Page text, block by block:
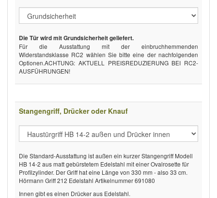
Die Tür wird mit Grundsicherheit geliefert.
Für die Ausstattung mit der einbruchhemmenden
Widerstandsklasse RC2 wählen Sie bitte eine der nachfolgenden
Optionen.ACHTUNG: AKTUELL PREISREDUZIERUNG BEI RC2-
AUSFÜHRUNGEN!
Stangengriff, Drücker oder Knauf
Die Standard-Ausstattung ist außen ein kurzer Stangengriff Modell
HB 14-2 aus matt gebürstetem Edelstahl mit einer Ovalrosette für
Profilzylinder. Der Griff hat eine Länge von 330 mm - also 33 cm.
Hörmann Griff 212 Edelstahl Artikelnummer 691080
Innen gibt es einen Drücker aus Edelstahl.